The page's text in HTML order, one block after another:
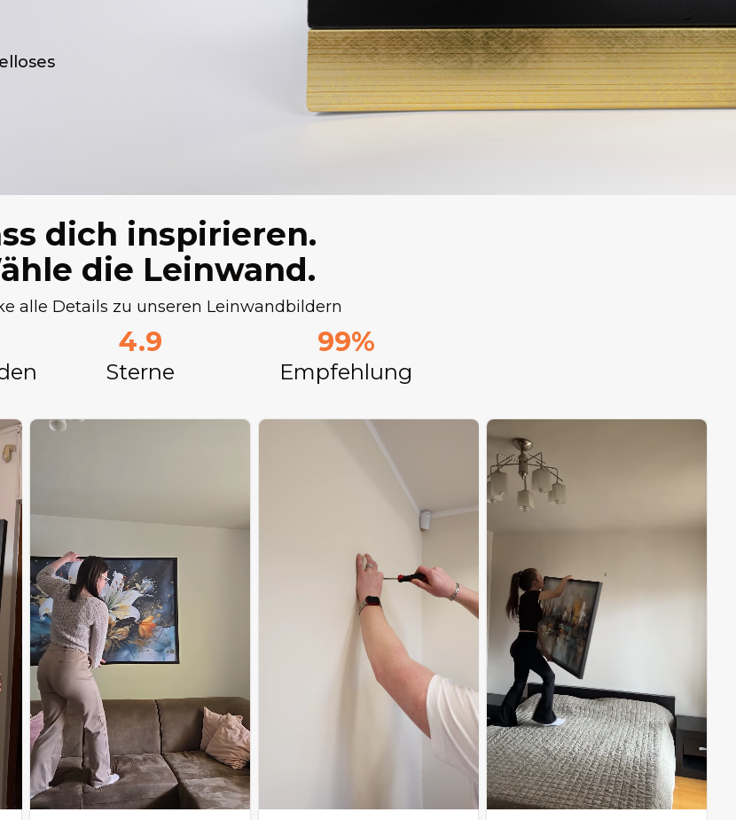
dich inspirieren.
die Leinwand.
alle Details zu unseren Leinwandbildern
4.9 99%
Sterne Empfehlung